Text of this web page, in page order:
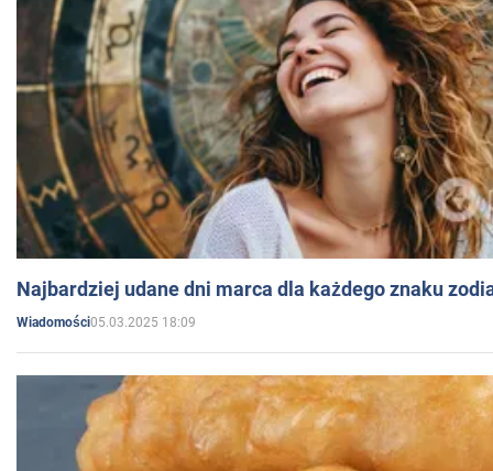
Najbardziej udane dni marca dla każdego znaku
Wiadomości05.03.2025 18:09